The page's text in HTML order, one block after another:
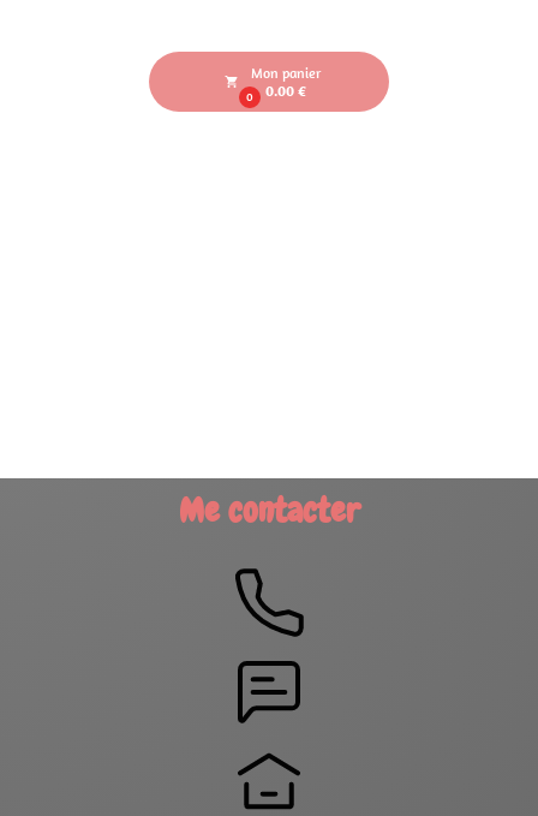
local_grocery_store
0
Mon panier
0.00 €
Me contacter